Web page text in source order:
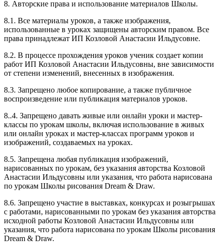
8. Авторские права и использование материалов Школы.
8.1. Все материалы уроков, а также изображения,
использованные в уроках защищены авторским правом. Все
права принадлежат ИП Козловой Анастасии Ильдусовне.
8.2. В процессе прохождения уроков ученик создает копии
работ ИП Козловой Анастасии Ильдусовны, вне зависимости
от степени изменений, внесенных в изображения.
8.3. Запрещено любое копирование, а также публичное
воспроизведение или публикация материалов уроков.
8..4. Запрещено давать живые или онлайн уроки и мастер-
классы по урокам школы, включая использование в живых
или онлайн уроках и мастер-классах программ уроков и
изображений, создаваемых на уроках.
8.5. Запрещена любая публикация изображений,
нарисованных по урокам, без указания авторства Козловой
Анастасии Ильдусовны или указания, что работа нарисована
по урокам Школы рисования Dream & Draw.
8.6. Запрещено участие в выставках, конкурсах и розыгрышах
с работами, нарисованными по урокам без указания авторства
исходной работы Козловой Анастасии Ильдусовны или
указания, что работа нарисована по урокам Школы рисования
Dream & Draw.